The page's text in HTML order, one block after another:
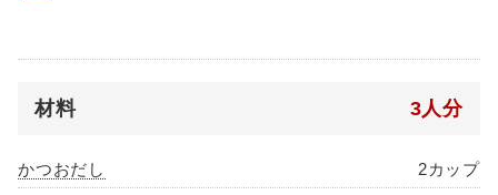
材料 3人分
かつおだし
2カップ